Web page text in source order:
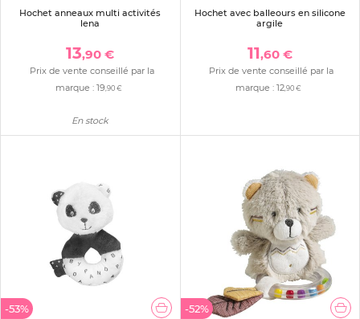
Hochet anneaux multi activités
lena
13,90 €
Prix de vente conseillé par la
marque : 19,90 €
En stock
Hochet avec balleours en silicone
argile
11,60 €
Prix de vente conseillé par la
marque : 12,90 €
-53% -52%